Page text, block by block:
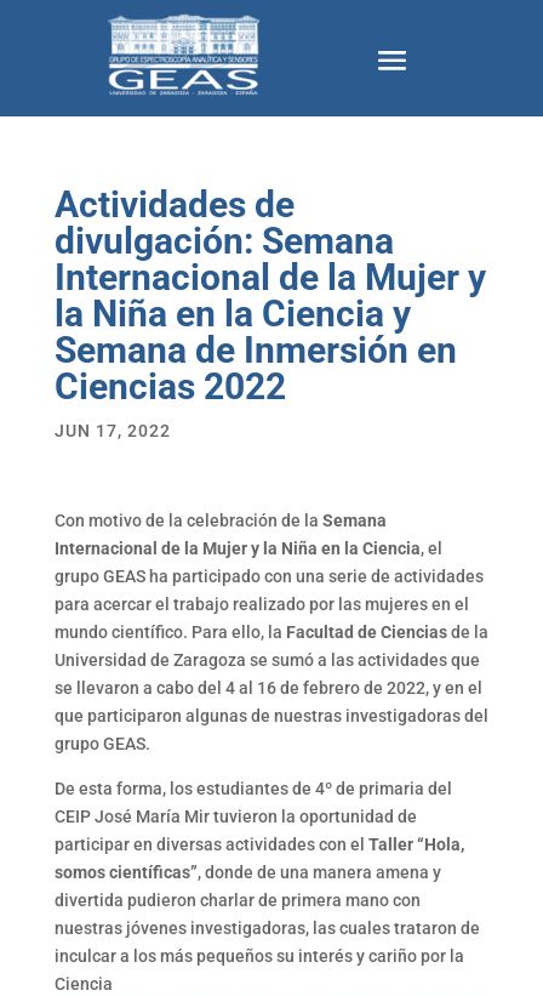
Actividades de
divulgación: Semana
Internacional de la Mujer y
la Niña en la Ciencia y
Semana de Inmersión en
Ciencias 2022
JUN 17, 2022
Con motivo de la celebración de la Semana
Internacional de la Mujer y la Niña en la Ciencia, el
grupo GEAS ha participado con una serie de actividades
para acercar el trabajo realizado por las mujeres en el
mundo científico. Para ello, la Facultad de Cienciasde la
Universidad de Zaragoza se sumó a las actividades que
se llevaron a cabo del 4 al 16 de febrero de 2022, y en el
que participaron algunas de nuestras investigadoras del
grupo GEAS.
De esta forma, los estudiantes de 4º de primaria del
CEIP José María Mir tuvieron la oportunidad de
participar en diversas actividades con el Taller “Hola,
somos científicas”, donde de una manera amena y
divertida pudieron charlar de primera mano con
nuestras jóvenes investigadoras, las cuales trataron de
inculcar a los más pequeños su interés y cariño por la
Ciencia